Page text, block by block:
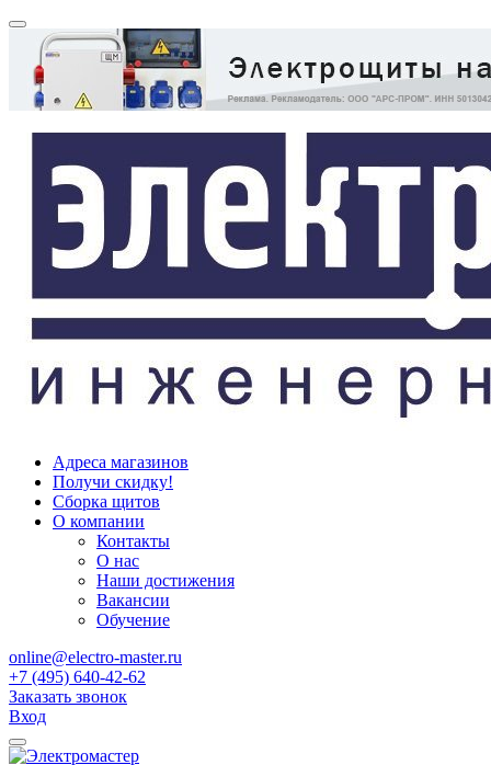
Адреса магазинов
Получи скидку!
Сборка щитов
О компании
Контакты
О нас
Наши достижения
Вакансии
Обучение
online@electro-master.ru
+7 (495) 640-42-62
Заказать звонок
Вход